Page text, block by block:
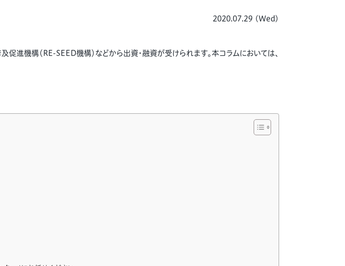
2020.07.29 (Wed)
促進機構（RE-SEED機構）などから出資・融資が受けられます。本コラムにおいては、